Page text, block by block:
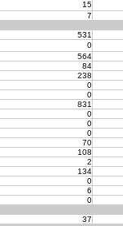
15
7
531
0
564
84
238
0
0
831
0
0
0
70
108
2
134
0
6
0
37